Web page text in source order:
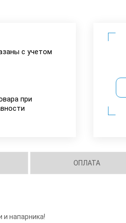
с учетом
при
ОПЛАТА
и напарника!